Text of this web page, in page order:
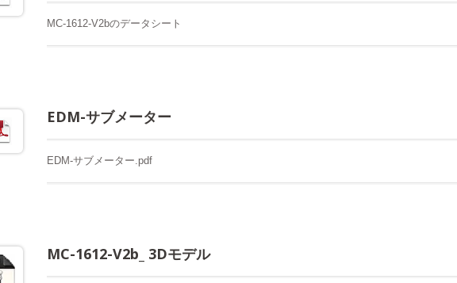
MC-1612-V2bのデータシート
EDM-サブメーター
EDM-サブメーター.pdf
MC-1612-V2b_ 3Dモデル